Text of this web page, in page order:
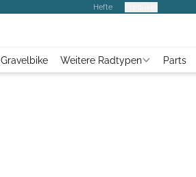
Hefte
Gravelbike Weitere Radtypen Parts